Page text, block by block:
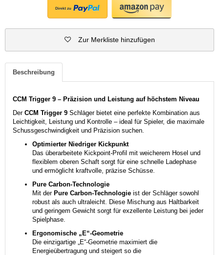
Zur Merkliste hinzufügen
Beschreibung
CCM Trigger 9 – Präzision und Leistung auf höchstem Niveau
Der CCM Trigger 9 Schläger bietet eine perfekte Kombination aus
Leichtigkeit, Leistung und Kontrolle – ideal für Spieler, die maximale
Schussgeschwindigkeit und Präzision suchen.
Optimierter Niedriger Kickpunkt
Das überarbeitete Kickpoint-Profil mit weicherem Hosel und
flexiblem oberen Schaft sorgt für eine schnelle Ladephase
und ermöglicht kraftvolle, präzise Schüsse.
Pure Carbon-Technologie
Mit der Pure Carbon-Technologie ist der Schläger sowohl
robust als auch ultraleicht. Diese Mischung aus Haltbarkeit
und geringem Gewicht sorgt für exzellente Leistung bei jeder
Spielphase.
Ergonomische „E“-Geometrie
Die einzigartige „E“-Geometrie maximiert die
Energieübertragung und steigert so die